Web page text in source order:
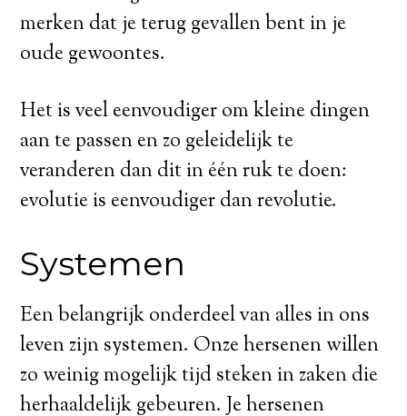
merken dat je terug gevallen bent in je
oude gewoontes.
Het is veel eenvoudiger om kleine dingen
aan te passen en zo geleidelijk te
veranderen dan dit in één ruk te doen:
evolutie is eenvoudiger dan revolutie.
Systemen
Een belangrijk onderdeel van alles in ons
leven zijn systemen. Onze hersenen willen
zo weinig mogelijk tijd steken in zaken die
herhaaldelijk gebeuren. Je hersenen